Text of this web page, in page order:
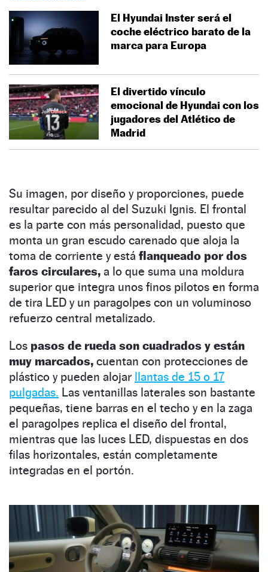
El Hyundai Inster será el
coche eléctrico barato de la
marca para Europa
El divertido vínculo
emocional de Hyundai con los
jugadores del Atlético de
Madrid
Su imagen, por diseño y proporciones, puede
resultar parecido al del Suzuki Ignis. El frontal
es la parte con más personalidad, puesto que
monta un gran escudo carenado que aloja la
toma de corriente y está flanqueado por dos
faros circulares, a lo que suma una moldura
superior que integra unos finos pilotos en forma
de tira LED y un paragolpes con un voluminoso
refuerzo central metalizado.
Los pasos de rueda son cuadrados y están
muy marcados, cuentan con protecciones de
plástico y pueden alojar llantas de 15 o 17
pulgadas. Las ventanillas laterales son bastante
pequeñas, tiene barras en el techo y en la zaga
el paragolpes replica el diseño del frontal,
mientras que las luces LED, dispuestas en dos
filas horizontales, están completamente
integradas en el portón.